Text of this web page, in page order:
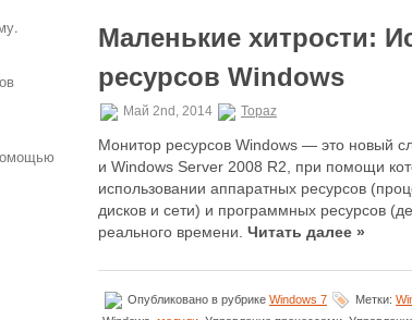
Маленькие хитрости:
ресурсов Windows
Май 2nd, 2014 Topaz
Монитор ресурсов Windows — это новый
и Windows Server 2008 R2, при помощи
использовании аппаратных ресурсов
дисков и сети) и программных ресурсов
реального времени. Читать далее »
Опубликовано в рубрике Windows 7 Метки: